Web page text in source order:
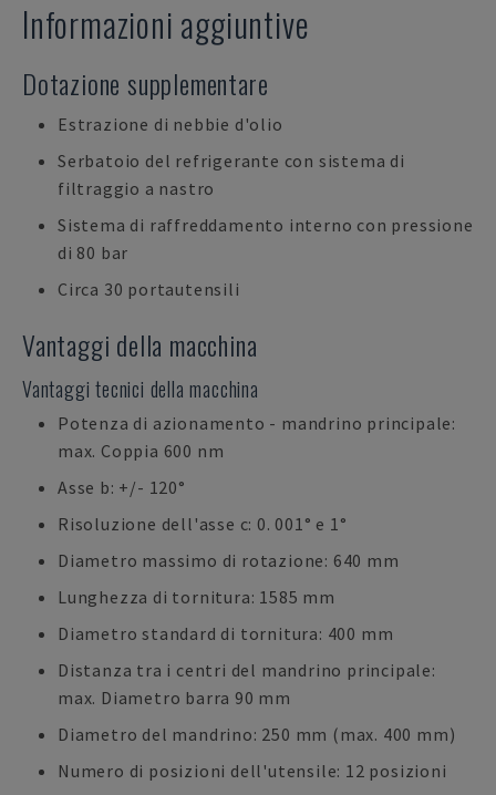
Informazioni aggiuntive
Dotazione supplementare
Estrazione di nebbie d'olio
Serbatoio del refrigerante con sistema di
filtraggio a nastro
Sistema di raffreddamento interno con pressione
di 80 bar
Circa 30 portautensili
Vantaggi della macchina
Vantaggi tecnici della macchina
Potenza di azionamento - mandrino principale:
max. Coppia 600 nm
Asse b: +/- 120°
Risoluzione dell'asse c: 0. 001° e 1°
Diametro massimo di rotazione: 640 mm
Lunghezza di tornitura: 1585 mm
Diametro standard di tornitura: 400 mm
Distanza tra i centri del mandrino principale:
max. Diametro barra 90 mm
Diametro del mandrino: 250 mm (max. 400 mm)
Numero di posizioni dell'utensile: 12 posizioni